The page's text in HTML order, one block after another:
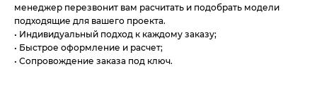
менеджер перезвонит вам расчитать и подобрать модели
подходящие для вашего проекта.
• Индивидуальный подход к каждому заказу;
• Быстрое оформление и расчет;
• Сопровождение заказа под ключ.